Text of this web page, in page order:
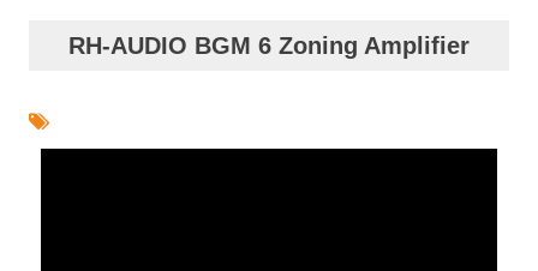
RH-AUDIO BGM 6 Zoning Amplifier